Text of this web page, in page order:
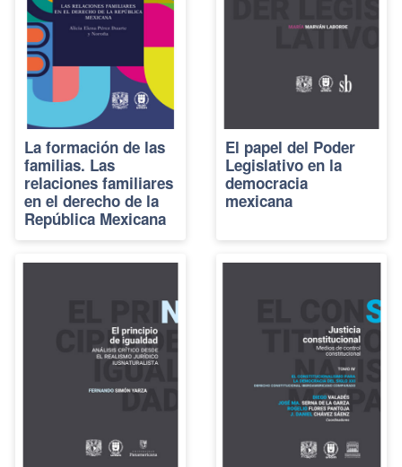
La formación de las
familias. Las
relaciones familiares
en el derecho de la
República Mexicana
El papel del Poder
Legislativo en la
democracia
mexicana